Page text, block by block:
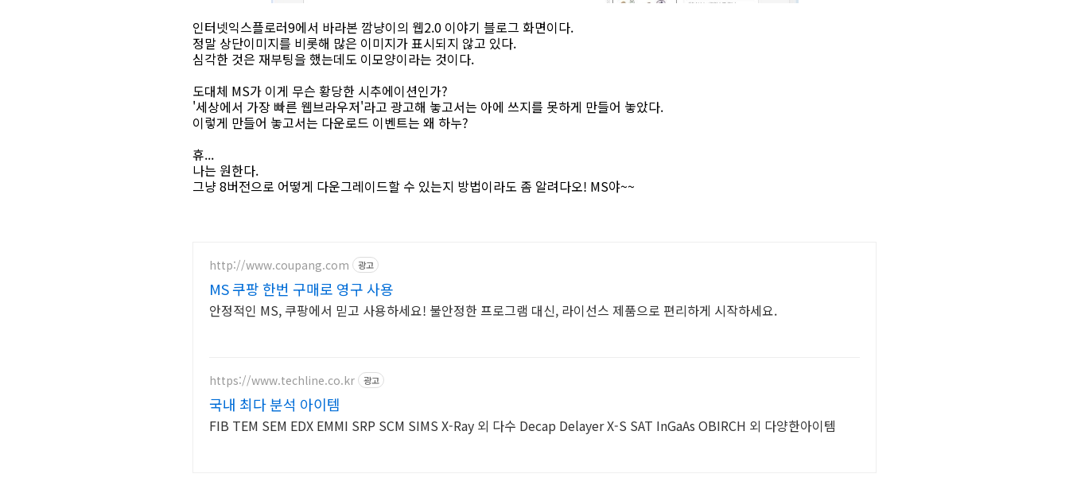
인터넷익스플로러9에서 바라본 깜냥이의 웹2.0 이야기 블로그 화면이다.
정말 상단이미지를 비롯해 많은 이미지가 표시되지 않고 있다.
심각한 것은 재부팅을 했는데도 이모양이라는 것이다.
도대체 MS가 이게 무슨 황당한 시추에이션인가?
'세상에서 가장 빠른 웹브라우저'라고 광고해 놓고서는 아에 쓰지를 못하게 만들어 놓았다.
이렇게 만들어 놓고서는 다운로드 이벤트는 왜 하누?
휴...
나는 원한다.
그냥 8버전으로 어떻게 다운그레이드할 수 있는지 방법이라도 좀 알려다오! MS야~~
http://www.coupang.com 광고
MS 쿠팡 한번 구매로 영구 사용
안정적인 MS, 쿠팡에서 믿고 사용하세요! 불안정한 프로그램 대신, 라이선스 제품으로 편리하게 시작하세요.
https://www.techline.co.kr 광고
국내 최다 분석 아이템
FIB TEM SEM EDX EMMI SRP SCM SIMS X-Ray 외 다수 Decap Delayer X-S SAT InGaAs OBIRCH 외 다양한아이템